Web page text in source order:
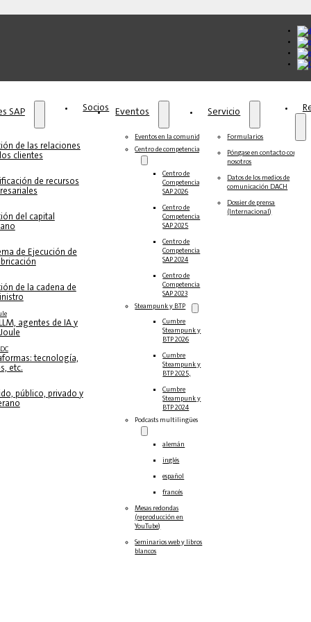
SAP
de las relaciones
clientes
de recursos
del capital
de Ejecución de
de la cadena de
agentes de IA y
tecnología,
etc.
público, privado y
Socios Eventos
Eventos en la comunidad
Centro de competencias
Centro de
Competencia
SAP 2026
Centro de
Competencia
SAP 2025
Centro de
Competencia
SAP 2024
Centro de
Competencia
SAP 2023
Steampunk y BTP
Cumbre
Steampunk y
BTP 2026
Cumbre
Steampunk y
BTP 2025,
Cumbre
Steampunk y
BTP 2024
Podcasts multilingües
alemán
inglés
español
francés
Mesas redondas
(reproducción en
YouTube)
Seminarios web y libros
blancos
Servicio
Formularios
Póngase en contacto con
nosotros
Datos de los medios de
comunicación DACH
Dossier de prensa
(Internacional)